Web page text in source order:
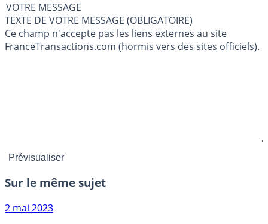
VOTRE MESSAGE
TEXTE DE VOTRE MESSAGE (OBLIGATOIRE)
Ce champ n'accepte pas les liens externes au site
FranceTransactions.com (hormis vers des sites officiels).
Sur le même sujet